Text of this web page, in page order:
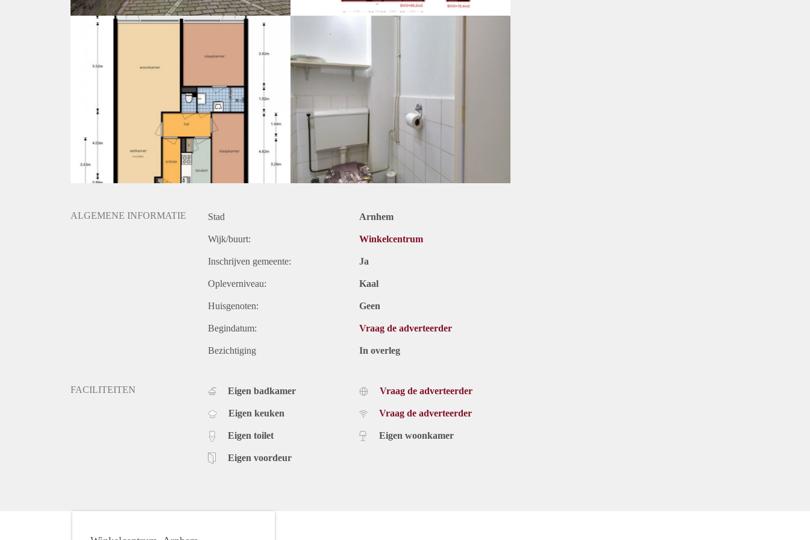
ALGEMENE INFORMATIE Stad Arnhem
Wijk/buurt: Winkelcentrum
Inschrijven gemeente: Ja
Opleverniveau: Kaal
Huisgenoten: Geen
Begindatum: Vraag de adverteerder
Bezichtiging In overleg
FACILITEITEN Eigen badkamer
Eigen keuken
Eigen toilet
Eigen voordeur
Vraag de adverteerder
Vraag de adverteerder
Eigen woonkamer